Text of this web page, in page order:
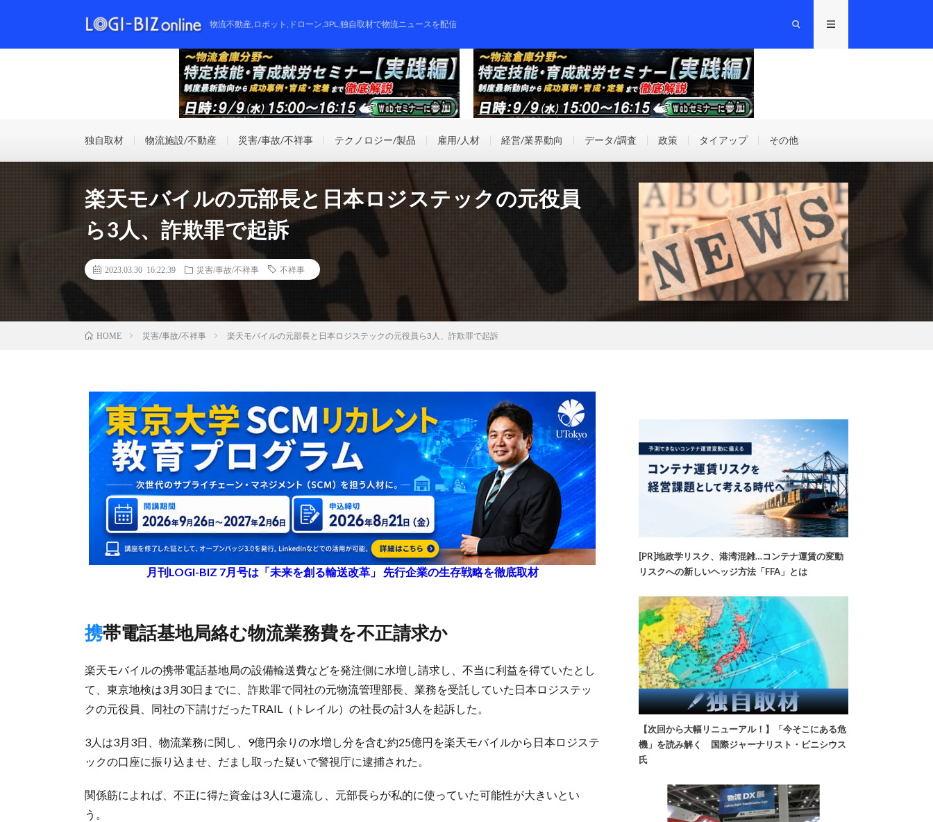
物流不動産,ロボット,ドローン,3PL,独自取材で物流ニュースを配信
独自取材 物流施設/不動産 災害/事故/不祥事 テクノロジー/製品 雇用/人材 経営/業界動向 データ/調査 政策 タイアップ その他
楽天モバイルの元部長と日本ロジステックの元役員
ら3人、詐欺罪で起訴
2023.03.30 16:22:39 災害/事故/不祥事 不祥事
HOME 災害/事故/不祥事 楽天モバイルの元部長と日本ロジステックの元役員ら3人、詐欺罪で起訴
月刊LOGI-BIZ 7月号は「未来を創る輸送改革」 先行企業の生存戦略を徹底取材
携帯電話基地局絡む物流業務費を不正請求か
楽天モバイルの携帯電話基地局の設備輸送費などを発注側に水増し請求し、不当に利益を得ていたとし
て、東京地検は3月30日までに、詐欺罪で同社の元物流管理部長、業務を受託していた日本ロジステッ
クの元役員、同社の下請けだったTRAIL（トレイル）の社長の計3人を起訴した。
3人は3月3日、物流業務に関し、9億円余りの水増し分を含む約25億円を楽天モバイルから日本ロジステ
ックの口座に振り込ませ、だまし取った疑いで警視庁に逮捕された。
関係筋によれば、不正に得た資金は3人に還流し、元部長らが私的に使っていた可能性が大きいとい
う。
[PR]地政学リスク、港湾混雑…コンテナ運賃の変動
リスクへの新しいヘッジ方法「FFA」とは
【次回から大幅リニューアル！】「今そこにある危
機」を読み解く 国際ジャーナリスト・ビニシウス
氏